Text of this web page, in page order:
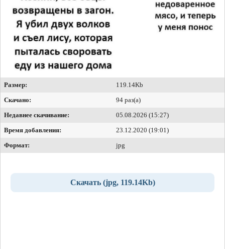
Размер:
119.14Kb
Скачано:
94 раз(а)
Недавнее скачивание:
05.08.2026 (15:27)
Время добавления:
23.12.2020 (19:01)
Формат:
jpg
Скачать (jpg, 119.14Kb)